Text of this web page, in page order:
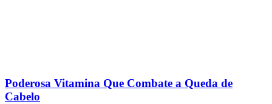
Poderosa Vitamina Que Combate a Queda de
Cabelo